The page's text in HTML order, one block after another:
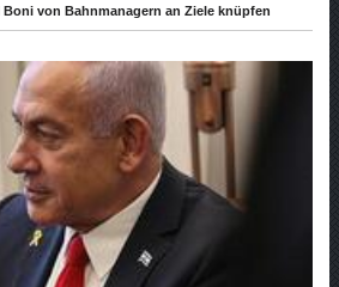
von Bahnmanagern an Ziele knüpfen